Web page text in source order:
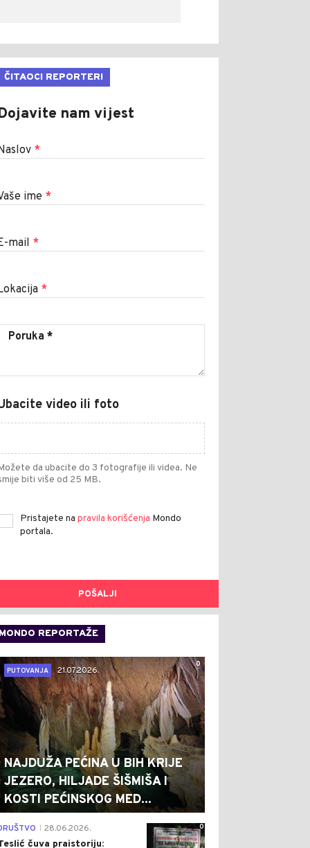
ČITAOCI REPORTERI
nam vijest
*
ime *
mail *
*
video ili foto
da ubacite do 3 fotografije ili videa. Ne
biti više od 25 MB.
Pristajete na pravila korišćenja Mondo
portala.
POŠALJI
MONDO REPORTAŽE
0
PUTOVANJA
21.07.2026.
NAJDUŽA PEĆINA U BIH KRIJE
JEZERO, HILJADE ŠIŠMIŠA I
KOSTI PEĆINSKOG MED...
0
28.06.2026.
čuva praistoriju: